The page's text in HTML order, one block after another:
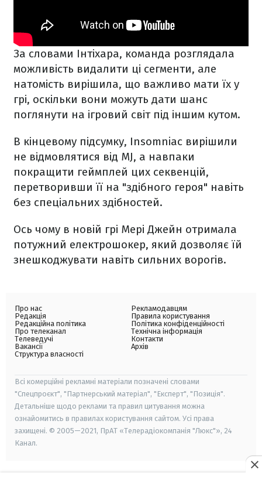
За словами Інтіхара, команда розглядала
можливість видалити ці сегменти, але
натомість вирішила, що важливо мати їх у
грі, оскільки вони можуть дати шанс
поглянути на ігровий світ під іншим кутом.
В кінцевому підсумку, Insomniac вирішили
не відмовлятися від MJ, а навпаки
покращити геймплей цих секвенцій,
перетворивши її на "здібного героя" навіть
без спеціальних здібностей.
Ось чому в новій грі Мері Джейн отримала
потужний електрошокер, який дозволяє їй
знешкоджувати навіть сильних ворогів.
Про нас
Редакція
Редакційна політика
Про телеканал
Телеведучі
Вакансії
Структура власності
Рекламодавцям
Правила користування
Політика конфіденційності
Технічна інформація
Контакти
Архів
Всі комерційні рекламні матеріали позначені словами
"Спецпроєкт", "Партнерський матеріал", "Експерт", "Позиція".
Детальніше щодо реклами та правил цитування можна
ознайомитись в правилах користування сайтом. Усі права
захищені. © 2005—2021, ПрАТ «Телерадіокомпанія "Люкс"», 24
Канал.